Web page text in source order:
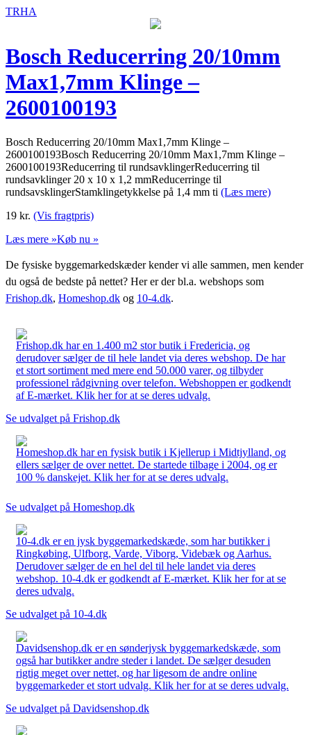
TRHA
Bosch Reducerring 20/10mm
Max1,7mm Klinge –
2600100193
Bosch Reducerring 20/10mm Max1,7mm Klinge –
2600100193Bosch Reducerring 20/10mm Max1,7mm Klinge –
2600100193Reducerring til rundsavklingerReducerring til
rundsavklinger 20 x 10 x 1,2 mmReducerringe til
rundsavsklingerStamklingetykkelse på 1,4 mm ti (Læs mere)
19 kr. (Vis fragtpris)
Læs mere »Køb nu »
De fysiske byggemarkedskæder kender vi alle sammen, men kender
du også de bedste på nettet? Her er der bl.a. webshops som
Frishop.dk, Homeshop.dk og 10-4.dk.
Frishop.dk har en 1.400 m2 stor butik i Fredericia, og
derudover sælger de til hele landet via deres webshop. De har
et stort sortiment med mere end 50.000 varer, og tilbyder
professionel rådgivning over telefon. Webshoppen er godkendt
af E-mærket. Klik her for at se deres udvalg.
Se udvalget på Frishop.dk
Homeshop.dk har en fysisk butik i Kjellerup i Midtjylland, og
ellers sælger de over nettet. De startede tilbage i 2004, og er
100 % danskejet. Klik her for at se deres udvalg.
Se udvalget på Homeshop.dk
10-4.dk er en jysk byggemarkedskæde, som har butikker i
Ringkøbing, Ulfborg, Varde, Viborg, Videbæk og Aarhus.
Derudover sælger de en hel del til hele landet via deres
webshop. 10-4.dk er godkendt af E-mærket. Klik her for at se
deres udvalg.
Se udvalget på 10-4.dk
Davidsenshop.dk er en sønderjysk byggemarkedskæde, som
også har butikker andre steder i landet. De sælger desuden
rigtig meget over nettet, og har ligesom de andre online
byggemarkeder et stort udvalg. Klik her for at se deres udvalg.
Se udvalget på Davidsenshop.dk